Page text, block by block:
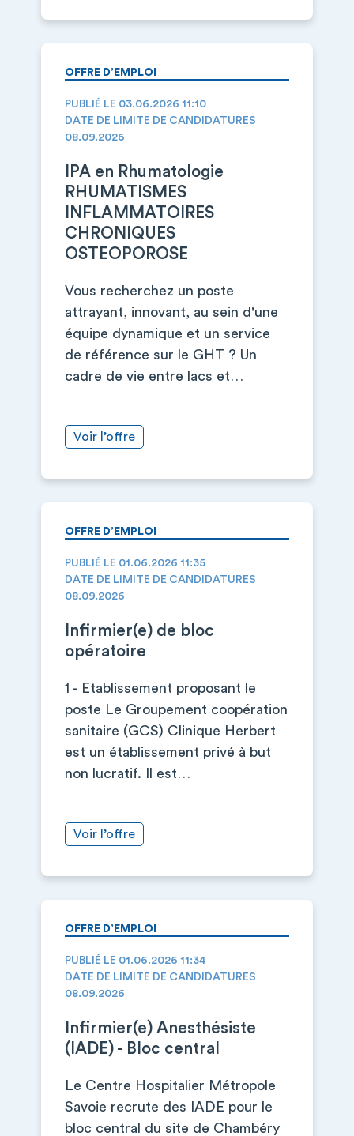
OFFRE D’EMPLOI
PUBLIÉ LE 03.06.2026 11:10
DATE DE LIMITE DE CANDIDATURES
08.09.2026
IPA en Rhumatologie
RHUMATISMES
INFLAMMATOIRES
CHRONIQUES
OSTEOPOROSE
Vous recherchez un poste
attrayant, innovant, au sein d'une
équipe dynamique et un service
de référence sur le GHT ? Un
cadre de vie entre lacs et…
Voir l’offre
OFFRE D’EMPLOI
PUBLIÉ LE 01.06.2026 11:35
DATE DE LIMITE DE CANDIDATURES
08.09.2026
Infirmier(e) de bloc
opératoire
1 - Etablissement proposant le
poste Le Groupement coopération
sanitaire (GCS) Clinique Herbert
est un établissement privé à but
non lucratif. Il est…
Voir l’offre
OFFRE D’EMPLOI
PUBLIÉ LE 01.06.2026 11:34
DATE DE LIMITE DE CANDIDATURES
08.09.2026
Infirmier(e) Anesthésiste
(IADE) - Bloc central
Le Centre Hospitalier Métropole
Savoie recrute des IADE pour le
bloc central du site de Chambéry